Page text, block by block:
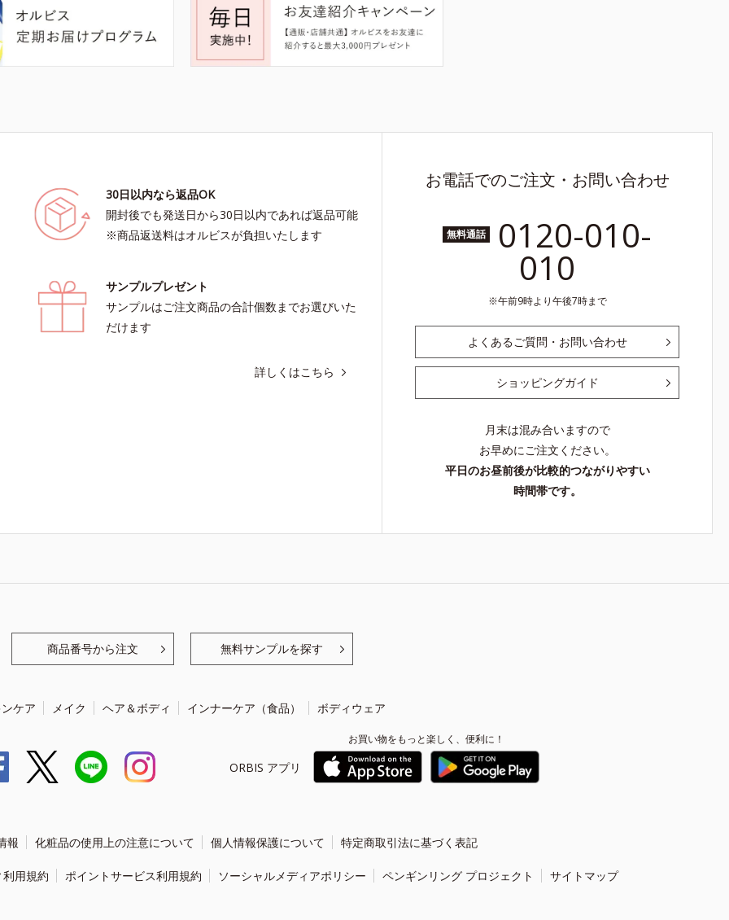
30日以内なら返品OK
開封後でも発送日から30日以内であれば返品可能
※商品返送料はオルビスが負担いたします
サンプルプレゼント
サンプルはご注文商品の合計個数までお選びいた
だけます
詳しくはこちら
お電話でのご注文・お問い合わせ
無料通話 0120-010-
010
午前9時より午後7時まで
よくあるご質問・お問い合わせ
ショッピングガイド
月末は混み合いますので
お早めにご注文ください。
平日のお昼前後が比較的つながりやすい
時間帯です。
商品番号から注文 無料サンプルを探す
ケア メイク ヘア＆ボディ インナーケア（食品） ボディウェア
ORBIS アプリ
お買い物をもっと楽しく、便利に！
報 化粧品の使用上の注意について 個人情報保護について 特定商取引法に基づく表記
用規約 ポイントサービス利用規約 ソーシャルメディアポリシー ペンギンリング プロジェクト サイトマップ